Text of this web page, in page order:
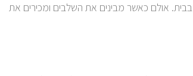
אולם כאשר מבינים את השלבים ומכירים את